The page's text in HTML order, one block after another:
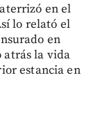
en el
lo relató el
en
atrás la vida
estancia en